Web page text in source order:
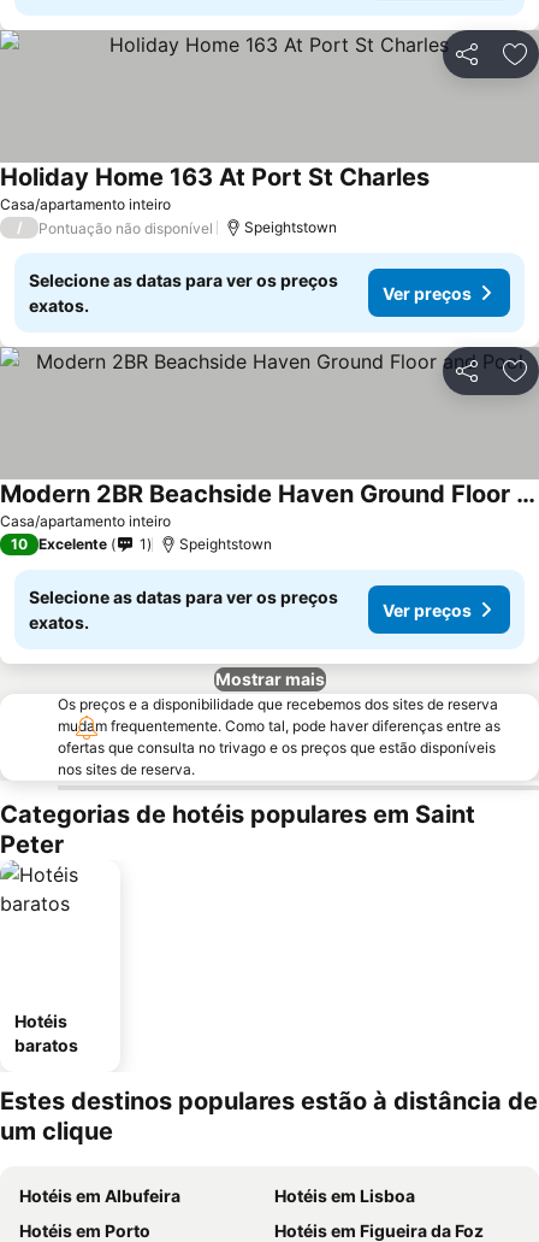
Partilhar
Casa/apartamento inteiro
Holiday Home 163 At Port St Charles
/ Pontuação não disponível Speightstown
Selecione as datas para ver os preços
exatos.
Ver preços
Partilhar
Casa/apartamento inteiro
Modern 2BR Beachside Haven Ground Floor and Pool
10 Excelente 1 Speightstown
Selecione as datas para ver os preços
exatos.
Ver preços
Mostrar mais
Os preços e a disponibilidade que recebemos dos sites de reserva
mudam frequentemente. Como tal, pode haver diferenças entre as
ofertas que consulta no trivago e os preços que estão disponíveis
nos sites de reserva.
Categorias de hotéis populares em Saint
Peter
Hotéis
baratos
Estes destinos populares estão à distância de
um clique
Hotéis em Albufeira
Hotéis em Lisboa
Hotéis em Porto
Hotéis em Figueira da Foz